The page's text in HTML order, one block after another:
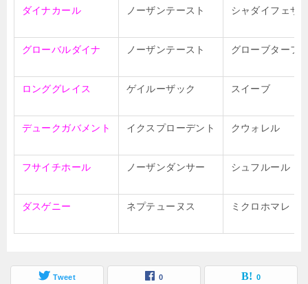
ダイナカール ノーザンテースト シャダイフェザ
グローバルダイナ ノーザンテースト グローブターフ
ロンググレイス ゲイルーザック スイーブ
デュークガバメント イクスプローデント クウォレル
フサイチホール ノーザンダンサー シュフルール
ダスゲニー ネプテューヌス ミクロホマレ
Tweet 0 0